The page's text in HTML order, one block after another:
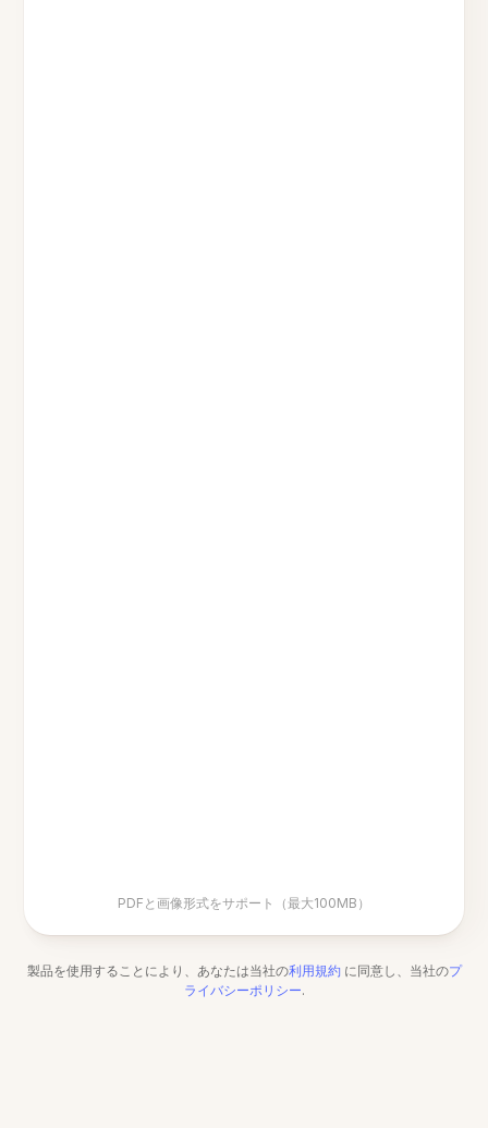
PDFと画像形式をサポート（最大100MB）
製品を使用することにより、あなたは当社の利用規約 に同意し、当社のプ
ライバシーポリシー.